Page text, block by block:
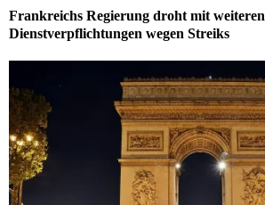
Frankreichs Regierung droht mit weiteren
Dienstverpflichtungen wegen Streiks